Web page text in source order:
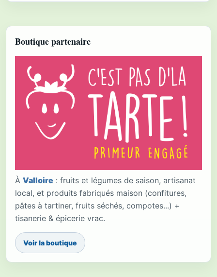
Boutique partenaire
À Valloire : fruits et légumes de saison, artisanat
local, et produits fabriqués maison (confitures,
pâtes à tartiner, fruits séchés, compotes...) +
tisanerie & épicerie vrac.
Voir la boutique